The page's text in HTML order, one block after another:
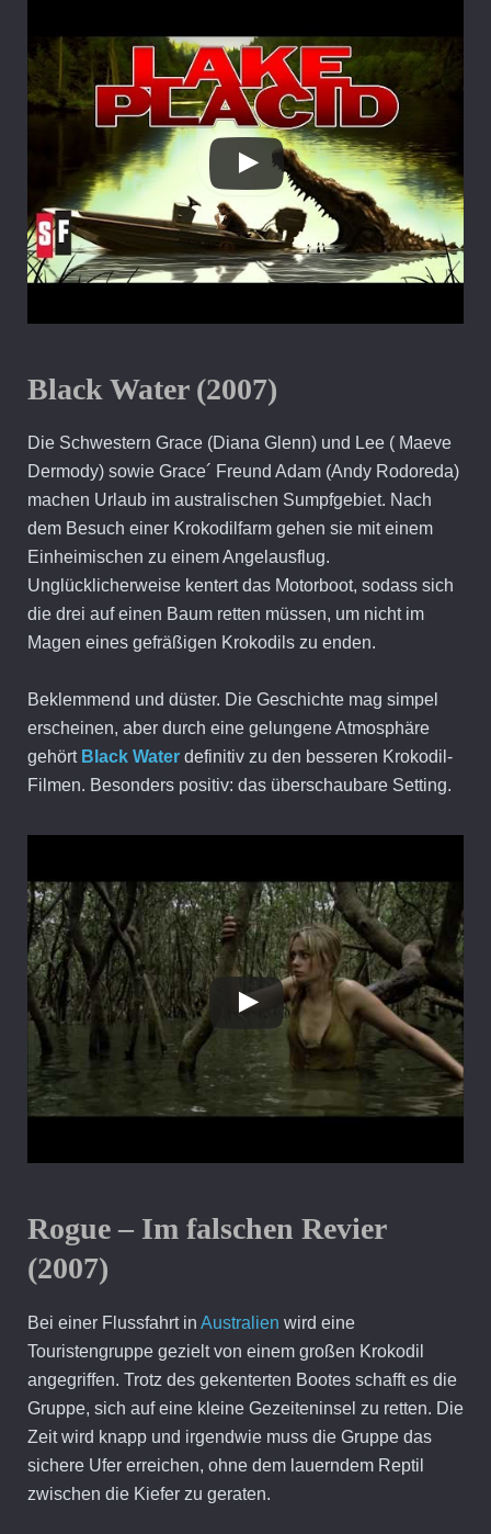
Black Water (2007)
Die Schwestern Grace (Diana Glenn) und Lee ( Maeve
Dermody) sowie Grace´ Freund Adam (Andy Rodoreda)
machen Urlaub im australischen Sumpfgebiet. Nach
dem Besuch einer Krokodilfarm gehen sie mit einem
Einheimischen zu einem Angelausflug.
Unglücklicherweise kentert das Motorboot, sodass sich
die drei auf einen Baum retten müssen, um nicht im
Magen eines gefräßigen Krokodils zu enden.
Beklemmend und düster. Die Geschichte mag simpel
erscheinen, aber durch eine gelungene Atmosphäre
gehört Black Water definitiv zu den besseren Krokodil-
Filmen. Besonders positiv: das überschaubare Setting.
Rogue – Im falschen Revier
(2007)
Bei einer Flussfahrt in Australien wird eine
Touristengruppe gezielt von einem großen Krokodil
angegriffen. Trotz des gekenterten Bootes schafft es die
Gruppe, sich auf eine kleine Gezeiteninsel zu retten. Die
Zeit wird knapp und irgendwie muss die Gruppe das
sichere Ufer erreichen, ohne dem lauerndem Reptil
zwischen die Kiefer zu geraten.